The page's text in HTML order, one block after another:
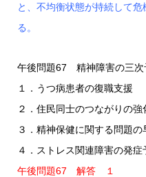
と、不均衡状態が持続して
る。
午後問題67 精神障害の三次
１．うつ病患者の復職支援
２．住民同士のつながりの強
３．精神保健に関する問題の
４．ストレス関連障害の発
午後問題67 解答 １